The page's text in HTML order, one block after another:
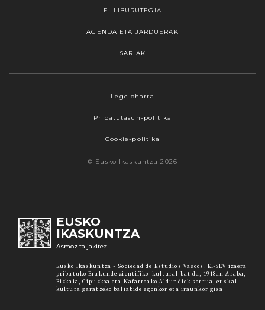
EI LIBURUTEGIA
AGENDA ETA JARDUERAK
SARIAK
Lege oharra
Pribatutasun-politika
Cookie-politika
© Eusko Ikaskuntza 2026
EUSKO
IKASKUNTZA
Asmoz ta jakitez
Eusko Ikaskuntza - Sociedad de Estudios Vascos, EI-SEV izaera
pribatuko Erakunde zientifiko-kultural bat da, 1918an Araba,
Bizkaia, Gipuzkoa eta Nafarroako Aldundiek sortua, euskal
kultura garatzeko baliabide egonkor eta iraunkor gisa
Webgune honek cookieak erabiltzen ditu,
nabigatzeko nahiago duzun cookie aukera.
Guztiz desaktibatzea ere hauta dezakezu.
"konfigurazioa" aukeran. "Onartzen dut" botoia
cookie politika onartzen duzula adierazten ari
gehiago lortzeko.
Onartu